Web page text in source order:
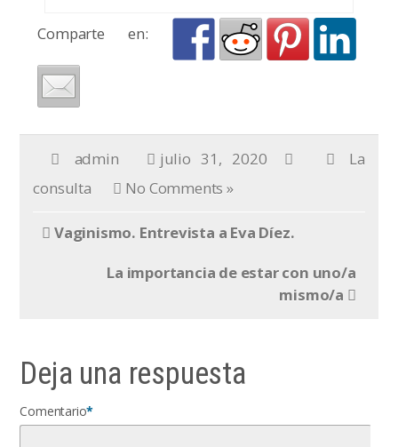
Comparte en:
admin julio 31, 2020
La
consulta
No Comments »
Vaginismo. Entrevista a Eva Díez.
La importancia de estar con uno/a
mismo/a
Deja una respuesta
Comentario*